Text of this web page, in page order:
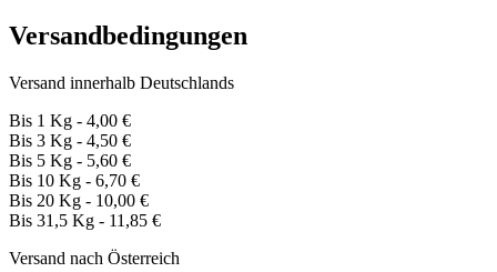
Versandbedingungen
Versand innerhalb Deutschlands
Bis 1 Kg - 4,00 €
Bis 3 Kg - 4,50 €
Bis 5 Kg - 5,60 €
Bis 10 Kg - 6,70 €
Bis 20 Kg - 10,00 €
Bis 31,5 Kg - 11,85 €
Versand nach Österreich